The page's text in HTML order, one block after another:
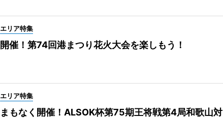
エリア特集
開催！第74回港まつり花火大会を楽しもう！
エリア特集
まもなく開催！ALSOK杯第75期王将戦第4局和歌山対